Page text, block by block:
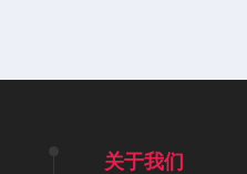
关于我们